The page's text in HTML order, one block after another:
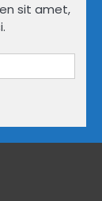
sit amet,